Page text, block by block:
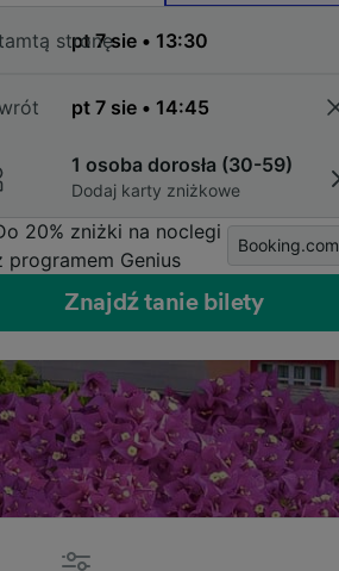
stronę
1 osoba dorosła (30-59)
Dodaj karty zniżkowe
20% zniżki na noclegi
programem Genius
Booking.com
Znajdź tanie bilety